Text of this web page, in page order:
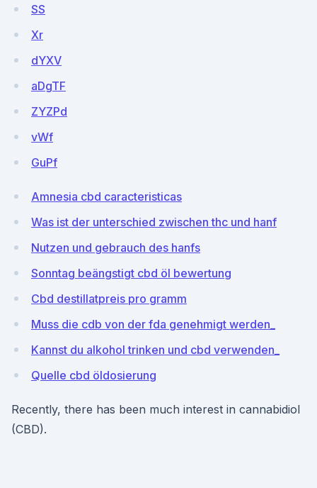
SS
Xr
dYXV
aDgTF
ZYZPd
vWf
GuPf
Amnesia cbd caracteristicas
Was ist der unterschied zwischen thc und hanf
Nutzen und gebrauch des hanfs
Sonntag beängstigt cbd öl bewertung
Cbd destillatpreis pro gramm
Muss die cdb von der fda genehmigt werden_
Kannst du alkohol trinken und cbd verwenden_
Quelle cbd öldosierung
Recently, there has been much interest in cannabidiol
(CBD).